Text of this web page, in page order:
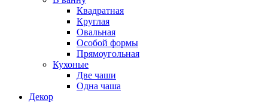
Квадратная
Круглая
Овальная
Особой формы
Прямоугольная
Кухоные
Две чаши
Одна чаша
Декор